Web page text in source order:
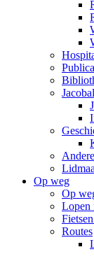
Op weg
Op
Lopen
Routes